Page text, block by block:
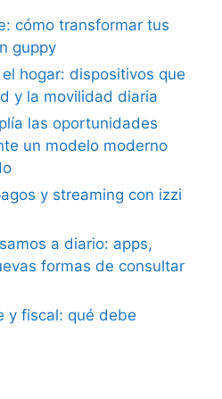
cómo transformar tus
guppy
hogar: dispositivos que
y la movilidad diaria
las oportunidades
un modelo moderno
y streaming con izzi
a diario: apps,
formas de consultar
y fiscal: qué debe